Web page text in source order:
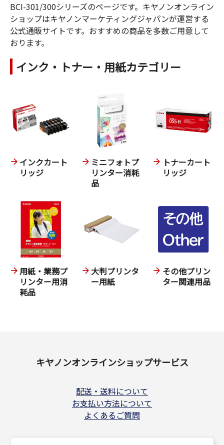
BCI-301/300シリーズのページです。キヤノンオンライン
ショップはキヤノンマーケティングジャパンが運営する
公式通販サイトです。おすすめの商品を多数ご用意して
おります。
インク・トナー・用紙カテゴリー
インクカート
リッジ
ミニフォトプ
リンター消耗
品
トナーカート
リッジ
用紙・業務プ
リンター用消
耗品
大判プリンタ
ー用紙
その他プリン
ター関連用品
キヤノンオンラインショップサービス
配送・送料について
お支払い方法について
よくあるご質問